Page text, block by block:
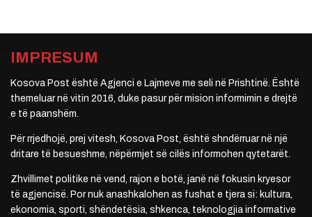
IMPRESUM
Kosova Post është Agjenci e Lajmeve me seli në Prishtinë. Është
themeluar në vitin 2016, duke pasur për mision informimin e drejtë
e të paanshëm.
Për rrjedhojë, prej vitesh, Kosova Post, është shndërruar në një
dritare të besueshme, nëpërmjet së cilës informohen qytetarët.
Zhvillimet politike në vend, rajon e botë, janë në fokusin kryesor
të agjencisë. Por nuk anashkalohen as fushat e tjera si: kultura,
ekonomia, sporti, shëndetësia, shkenca, teknologjia informative